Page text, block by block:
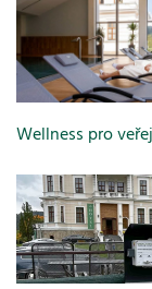
Wellness pro